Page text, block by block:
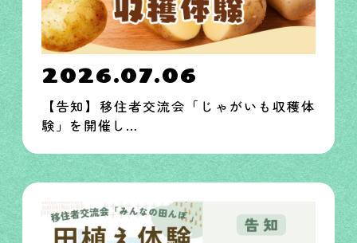
2026.07.06
【告知】移住者交流会「じゃがいも収穫体
験」を開催し…